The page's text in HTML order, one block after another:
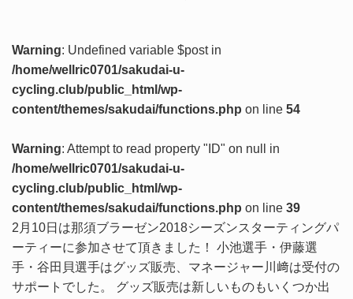
Warning: Undefined variable $post in
/home/wellric0701/sakudai-u-
cycling.club/public_html/wp-
content/themes/sakudai/functions.php on line 54
Warning: Attempt to read property "ID" on null in
/home/wellric0701/sakudai-u-
cycling.club/public_html/wp-
content/themes/sakudai/functions.php on line 39
2月10日は那須ブラーゼン2018シーズンスターティングパ
ーティーに参加させて頂きました！ 小池選手・伊藤選
手・谷田貝選手はグッズ販売、マネージャー川﨑は受付の
サポートでした。 グッズ販売は新しいものもいくつか出